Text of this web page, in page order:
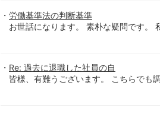
労働基準法の判断基準
お世話になります。 素朴な疑問です。
Re: 過去に退職した社員の自
皆様、有難うございます。 こちらで